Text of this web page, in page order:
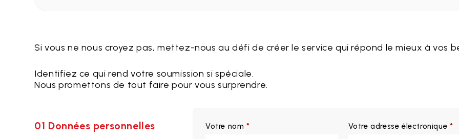
Si vous ne nous croyez pas, mettez-nous au défi de créer le service qui répond le mieux à vos
Identifiez ce qui rend votre soumission si spéciale.
Nous promettons de tout faire pour vous surprendre.
01 Données personnelles Votre nom * Votre adresse électronique *